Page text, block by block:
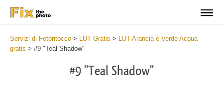
Servizi di Fotoritocco > LUT Gratis > LUT Arancia e Verde Acqua
gratis > #9 "Teal Shadow"
#9 "Teal Shadow"